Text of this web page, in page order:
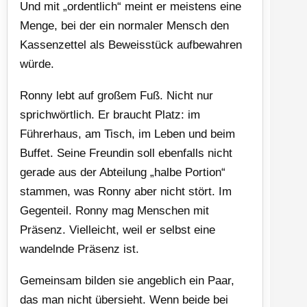
Und mit „ordentlich“ meint er meistens eine
Menge, bei der ein normaler Mensch den
Kassenzettel als Beweisstück aufbewahren
würde.
Ronny lebt auf großem Fuß. Nicht nur
sprichwörtlich. Er braucht Platz: im
Führerhaus, am Tisch, im Leben und beim
Buffet. Seine Freundin soll ebenfalls nicht
gerade aus der Abteilung „halbe Portion“
stammen, was Ronny aber nicht stört. Im
Gegenteil. Ronny mag Menschen mit
Präsenz. Vielleicht, weil er selbst eine
wandelnde Präsenz ist.
Gemeinsam bilden sie angeblich ein Paar,
das man nicht übersieht. Wenn beide bei